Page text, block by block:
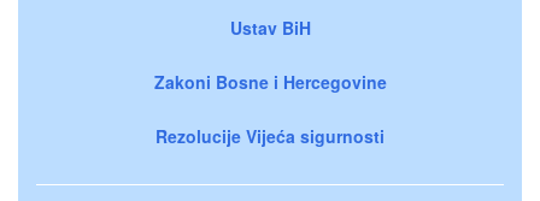
Ustav BiH
Zakoni Bosne i Hercegovine
Rezolucije Vijeća sigurnosti